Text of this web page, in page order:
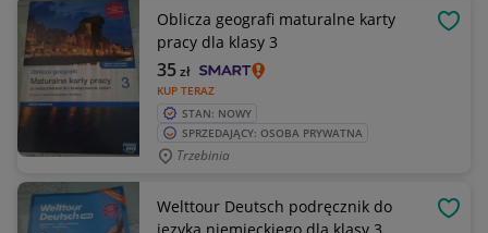
Oblicza geografi maturalne karty
pracy dla klasy 3
KUP TERAZ
35zł
STAN: NOWY
SPRZEDAJĄCY: OSOBA PRYWATNA
Trzebinia
Welttour Deutsch podręcznik do